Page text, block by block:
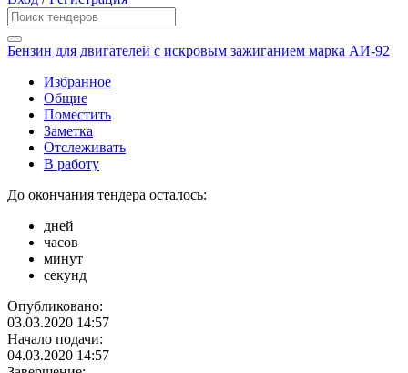
Бензин для двигателей с искровым зажиганием марка АИ-92
Избранное
Общие
Поместить
Заметка
Отслеживать
В работу
До окончания тендера осталось:
дней
часов
минут
секунд
Опубликовано:
03.03.2020 14:57
Начало подачи:
04.03.2020 14:57